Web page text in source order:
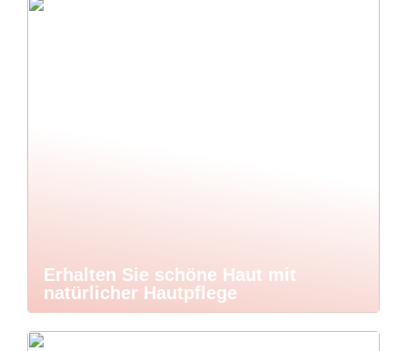
Erhalten Sie schöne Haut mit
natürlicher Hautpflege